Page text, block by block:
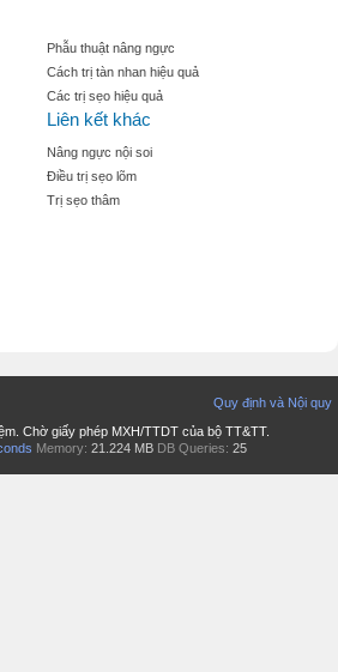
Phẫu thuật nâng ngực
Cách trị tàn nhan hiệu quả
Các trị sẹo hiệu quả
Liên kết khác
Nâng ngực nội soi
Điều trị sẹo lõm
Trị sẹo thâm
Quy định và Nội quy
Chờ giấy phép MXH/TTDT của bộ TT&TT.
Memory: 21.224 MB DB Queries: 25